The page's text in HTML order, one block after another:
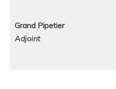
Grand Pipetier
Adjoint